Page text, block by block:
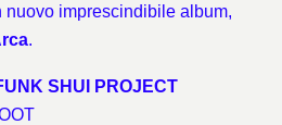
nuovo imprescindibile album,
.
SHUI PROJECT